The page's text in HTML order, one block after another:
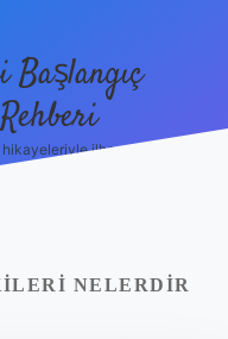
Başlangıç
Rehberi
hikayeleriyle ilham bul!
NELERDIR